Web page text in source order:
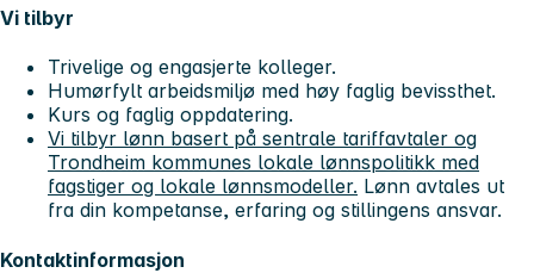
Vi tilbyr
Trivelige og engasjerte kolleger.
Humørfylt arbeidsmiljø med høy faglig bevissthet.
Kurs og faglig oppdatering.
Vi tilbyr lønn basert på sentrale tariffavtaler og
Trondheim kommunes lokale lønnspolitikk med
fagstiger og lokale lønnsmodeller. Lønn avtales ut
fra din kompetanse, erfaring og stillingens ansvar.
Kontaktinformasjon